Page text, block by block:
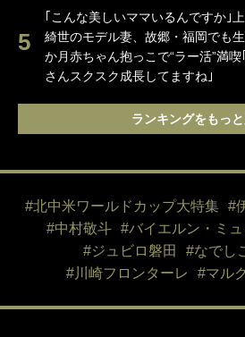
｢こんな美しいママいるんですか｣
綺世のモデル妻、故郷・福岡でも
か月赤ちゃん抱っこで“ラー活”満喫
さんスクスク成長してますね｣
ランキングをもっ
#北中米ワールドカップ大特集 #
#中村敬斗
#バイエルン・ミ
#ジュビロ磐田
#なでし
#川崎フロンターレ
#マル